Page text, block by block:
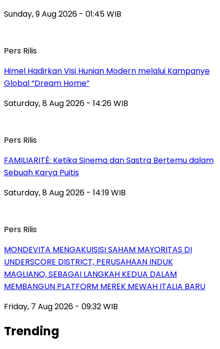
Sunday, 9 Aug 2026 - 01:45 WIB
Pers Rilis
Himel Hadirkan Visi Hunian Modern melalui Kampanye
Global “Dream Home”
Saturday, 8 Aug 2026 - 14:26 WIB
Pers Rilis
FAMILIARITÉ: Ketika Sinema dan Sastra Bertemu dalam
Sebuah Karya Puitis
Saturday, 8 Aug 2026 - 14:19 WIB
Pers Rilis
MONDEVITA MENGAKUISISI SAHAM MAYORITAS DI
UNDERSCORE DISTRICT, PERUSAHAAN INDUK
MAGLIANO, SEBAGAI LANGKAH KEDUA DALAM
MEMBANGUN PLATFORM MEREK MEWAH ITALIA BARU
Friday, 7 Aug 2026 - 09:32 WIB
Trending